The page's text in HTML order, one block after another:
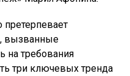
вызванные
на требования
три ключевых тренда